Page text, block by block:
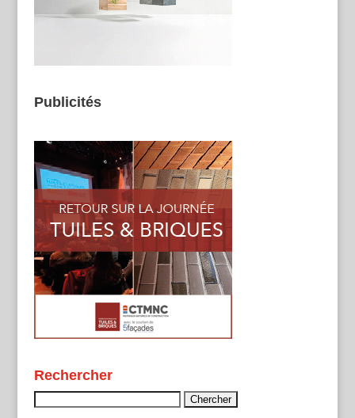
Publicités
Rechercher